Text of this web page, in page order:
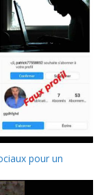
pour un